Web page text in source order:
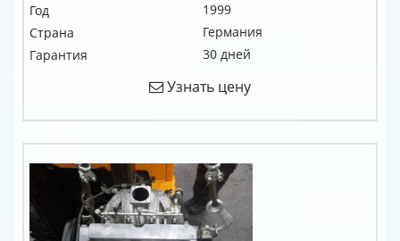
Год
1999
Страна
Германия
Гарантия
30 дней
Узнать цену